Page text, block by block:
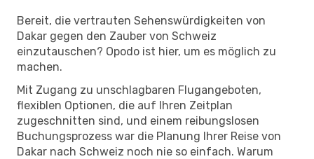
Bereit, die vertrauten Sehenswürdigkeiten von
Dakar gegen den Zauber von Schweiz
einzutauschen? Opodo ist hier, um es möglich zu
machen.
Mit Zugang zu unschlagbaren Flugangeboten,
flexiblen Optionen, die auf Ihren Zeitplan
zugeschnitten sind, und einem reibungslosen
Buchungsprozess war die Planung Ihrer Reise von
Dakar nach Schweiz noch nie so einfach. Warum